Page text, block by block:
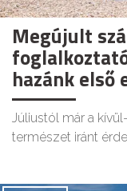
Megújult
hazánk első
Júliustól már a
természet iránt